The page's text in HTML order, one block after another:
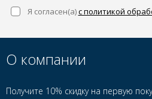
Я согласен(a)с политикой
О компании
Получите 10% скидку на первую